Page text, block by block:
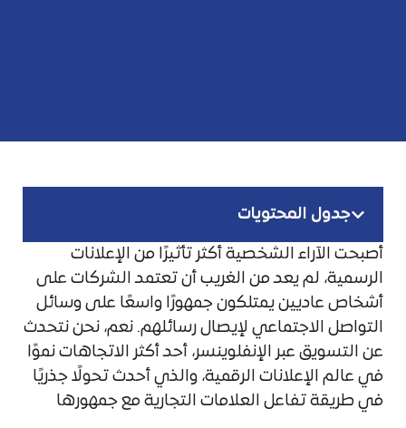
جدول المحتويات
أصبحت الآراء الشخصية أكثر تأثيرًا من الإعلانات
الرسمية، لم يعد من الغريب أن تعتمد الشركات على
أشخاص عاديين يمتلكون جمهورًا واسعًا على وسائل
التواصل الاجتماعي لإيصال رسائلهم. نعم، نحن نتحدث
عن التسويق عبر الإنفلوينسر، أحد أكثر الاتجاهات نموًا
في عالم الإعلانات الرقمية، والذي أحدث تحولًا جذريًا
في طريقة تفاعل العلامات التجارية مع جمهورها